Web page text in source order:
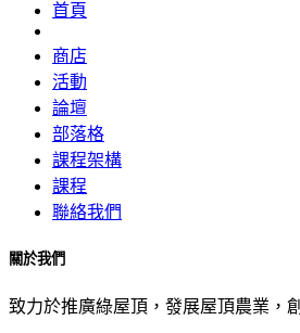
首頁
商店
活動
論壇
部落格
課程架構
課程
聯絡我們
關於我們
致力於推廣綠屋頂，發展屋頂農業，